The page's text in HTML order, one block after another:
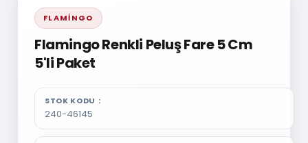
FLAMINGO
Flamingo Renkli Peluş Fare 5 Cm
5'li Paket
STOK KODU
240-46145